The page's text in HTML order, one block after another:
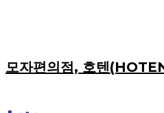
모자편의점, 호텐